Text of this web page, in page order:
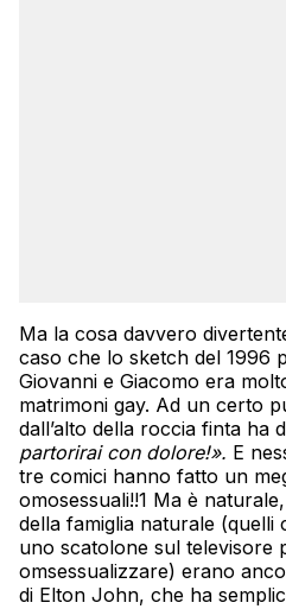
Ma la cosa davvero
caso che lo sketch del 1996
Giovanni e Giacomo era
matrimoni gay. Ad un certo
dall’alto della roccia finta ha
partorirai con dolore!». E
tre comici hanno fatto un
omosessuali!!1 Ma è
della famiglia naturale (quelli
uno scatolone sul televisore
omsessualizzare) erano
di Elton John, che ha